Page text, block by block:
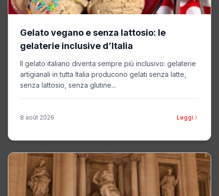
Gelato vegano e senza lattosio: le
gelaterie inclusive d’Italia
Il gelato italiano diventa sempre più inclusivo: gelaterie
artigianali in tutta Italia producono gelati senza latte,
senza lattosio, senza glutine...
8 août 2026 Leggi